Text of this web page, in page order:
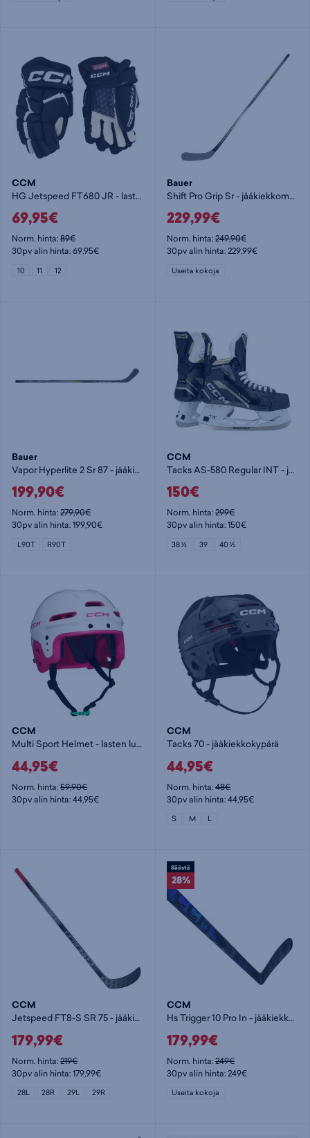
CCM
HG Jetspeed FT680 JR - lasten jääkiekkohanska
69,95€
Norm. hinta:89€
30pv alin hinta: 69,95€
10 11 12
Bauer
Shift Pro Grip Sr - jääkiekkomaila
229,99€
Norm. hinta:249,90€
30pv alin hinta: 229,99€
Useita kokoja
Bauer
Vapor Hyperlite 2 Sr 87 - jääkiekkomaila
199,90€
Norm. hinta:279,90€
30pv alin hinta: 199,90€
L90T R90T
CCM
Tacks AS-580 Regular INT - jääkiekkoluistimet
150€
Norm. hinta:299€
30pv alin hinta: 150€
38 ½ 39 40 ½
CCM
Multi Sport Helmet - lasten luistelukypärä
44,95€
Norm. hinta:59,90€
30pv alin hinta: 44,95€
CCM
Tacks 70 - jääkiekkokypärä
44,95€
Norm. hinta:48€
30pv alin hinta: 44,95€
S M L
CCM
Jetspeed FT8-S SR 75 - jääkiekkomaila
179,99€
Norm. hinta:219€
30pv alin hinta: 179,99€
28L 28R 29L 29R
Säästä
28%
CCM
Hs Trigger 10 Pro In - jääkiekkomaila
179,99€
Norm. hinta:249€
30pv alin hinta: 249€
Useita kokoja